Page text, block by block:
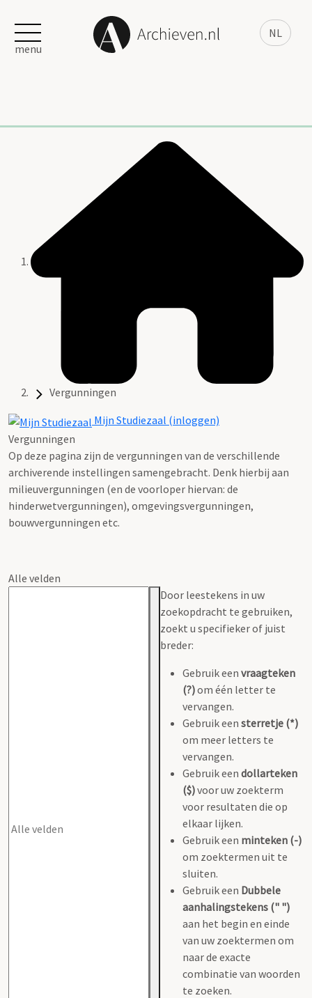
NL
menu
Vergunningen
Mijn Studiezaal (inloggen)
Vergunningen
Op deze pagina zijn de vergunningen van de verschillende
archiverende instellingen samengebracht. Denk hierbij aan
milieuvergunningen (en de voorloper hiervan: de
hinderwetvergunningen), omgevingsvergunningen,
bouwvergunningen etc.
Alle velden
Door leestekens in uw
zoekopdracht te gebruiken,
zoekt u specifieker of juist
breder:
Gebruik een vraagteken
(?)om één letter te
vervangen.
Gebruik een sterretje (*)
om meer letters te
vervangen.
Gebruik een dollarteken
($)voor uw zoekterm
voor resultaten die op
elkaar lijken.
Gebruik een minteken (-)
om zoektermen uit te
sluiten.
Gebruik een Dubbele
aanhalingstekens (" ")
aan het begin en einde
van uw zoektermen om
naar de exacte
combinatie van woorden
te zoeken.